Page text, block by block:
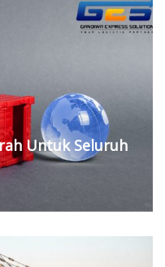
Untuk Seluruh